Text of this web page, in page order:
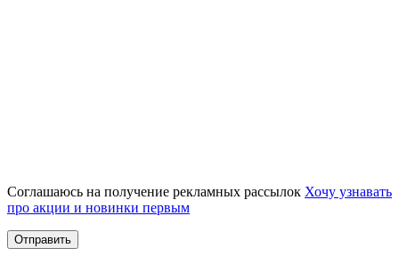
Соглашаюсь на получение рекламных рассылок Хочу узнавать
про акции и новинки первым